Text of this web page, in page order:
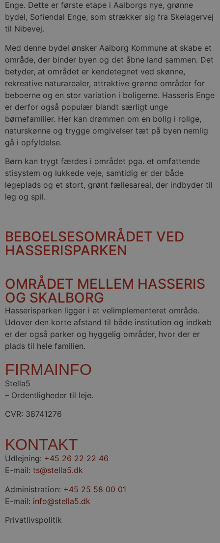
Enge. Dette er første etape i Aalborgs nye, grønne
bydel, Sofiendal Enge, som strækker sig fra Skelagervej
til Nibevej.
Med denne bydel ønsker Aalborg Kommune at skabe et
område, der binder byen og det åbne land sammen. Det
betyder, at området er kendetegnet ved skønne,
rekreative naturarealer, attraktive grønne områder for
beboerne og en stor variation i boligerne. Hasseris Enge
er derfor også populær blandt særligt unge
børnefamilier. Her kan drømmen om en bolig i rolige,
naturskønne og trygge omgivelser tæt på byen nemlig
gå i opfyldelse.
Børn kan trygt færdes i området pga. et omfattende
stisystem og lukkede veje, samtidig er der både
legeplads og et stort, grønt fællesareal, der indbyder til
leg og spil.
BEBOELSESOMRÅDET VED
HASSERISPARKEN
OMRÅDET MELLEM HASSERIS
OG SKALBORG
Hasserisparken ligger i et velimplementeret område.
Udover den korte afstand til både institution og indkøb
er der også parker og hyggelig områder, hvor der er
plads til hele familien.
FIRMAINFO
Stella5
– Ordentligheder til leje.
CVR: 38741276
KONTAKT
Udlejning: +45 26 22 22 46
E-mail: ts@stella5.dk
Administration: +45 25 58 00 01
E-mail: info@stella5.dk
Privatlivspolitik